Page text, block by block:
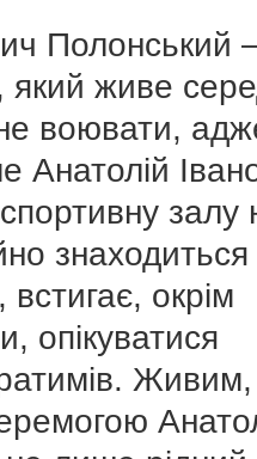
Полонський
який живе
воювати,
Анатолій
залу
знаходиться
окрім
опікуватися
Живим,